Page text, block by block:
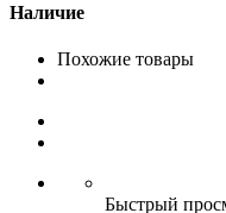
Наличие
Похожие товары
Быстрый